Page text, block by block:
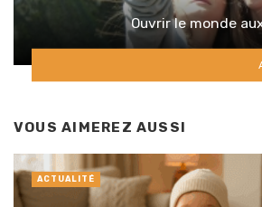
Ouvrir le monde
VOUS AIMEREZ AUSSI
ACTUALITÉ